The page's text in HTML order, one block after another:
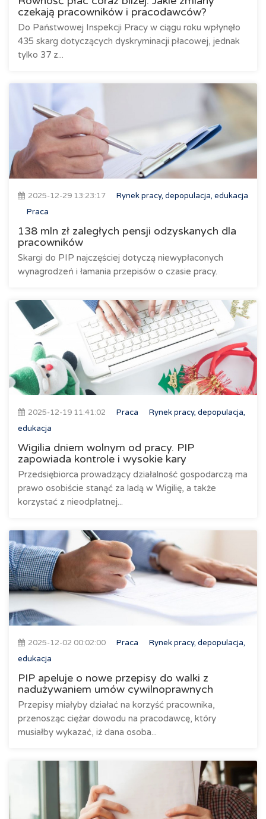
czekają pracowników i pracodawców?
Do Państwowej Inspekcji Pracy w ciągu roku wpłynęło
435 skarg dotyczących dyskryminacji płacowej, jednak
tylko 37 z...
2025-12-29 13:23:17
Rynek pracy, depopulacja, edukacja
Praca
138 mln zł zaległych pensji odzyskanych dla
pracowników
Skargi do PIP najczęściej dotyczą niewypłaconych
wynagrodzeń i łamania przepisów o czasie pracy.
2025-12-19 11:41:02 Praca
Rynek pracy, depopulacja,
edukacja
Wigilia dniem wolnym od pracy. PIP
zapowiada kontrole i wysokie kary
Przedsiębiorca prowadzący działalność gospodarczą ma
prawo osobiście stanąć za ladą w Wigilię, a także
korzystać z nieodpłatnej...
2025-12-02 00:02:00 Praca
Rynek pracy, depopulacja,
edukacja
PIP apeluje o nowe przepisy do walki z
nadużywaniem umów cywilnoprawnych
Przepisy miałyby działać na korzyść pracownika,
przenosząc ciężar dowodu na pracodawcę, który
musiałby wykazać, iż dana osoba...